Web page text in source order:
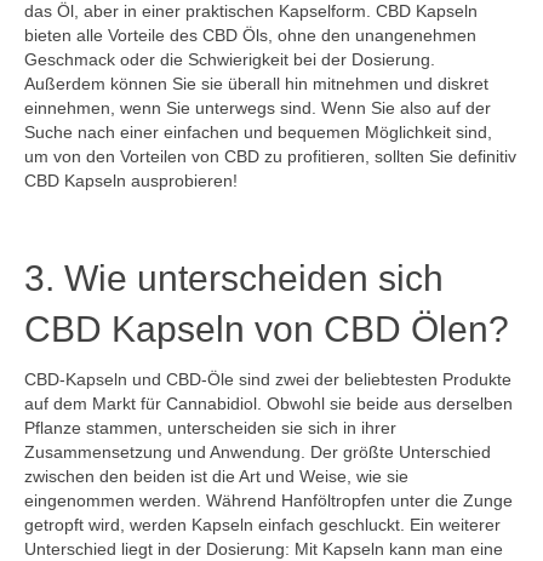
das Öl, aber in einer praktischen Kapselform. CBD Kapseln
bieten alle Vorteile des CBD Öls, ohne den unangenehmen
Geschmack oder die Schwierigkeit bei der Dosierung.
Außerdem können Sie sie überall hin mitnehmen und diskret
einnehmen, wenn Sie unterwegs sind. Wenn Sie also auf der
Suche nach einer einfachen und bequemen Möglichkeit sind,
um von den Vorteilen von CBD zu profitieren, sollten Sie definitiv
CBD Kapseln ausprobieren!
3. Wie unterscheiden sich
CBD Kapseln von CBD Ölen?
CBD-Kapseln und CBD-Öle sind zwei der beliebtesten Produkte
auf dem Markt für Cannabidiol. Obwohl sie beide aus derselben
Pflanze stammen, unterscheiden sie sich in ihrer
Zusammensetzung und Anwendung. Der größte Unterschied
zwischen den beiden ist die Art und Weise, wie sie
eingenommen werden. Während Hanföltropfen unter die Zunge
getropft wird, werden Kapseln einfach geschluckt. Ein weiterer
Unterschied liegt in der Dosierung: Mit Kapseln kann man eine